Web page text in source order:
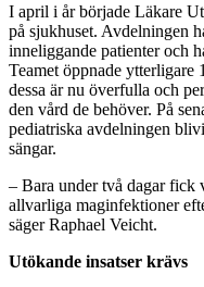
I april i år började Läkare
på sjukhuset. Avdelningen
inneliggande patienter och
Teamet öppnade ytterligare
dessa är nu överfulla och
den vård de behöver. På
pediatriska avdelningen
sängar.
– Bara under två dagar fick
allvarliga maginfektioner
säger Raphael Veicht.
Utökande insatser krävs